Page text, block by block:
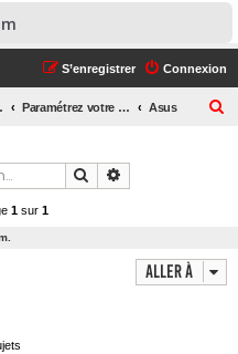
Connexion
S’enregistrer
Paramétrez votre téléphone mobile Asus
Rechercher
1 sur 1
Aller à